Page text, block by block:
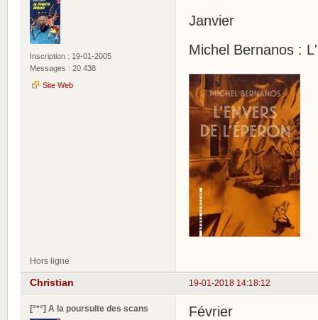
Inscription : 19-01-2005
Messages : 20 438
Site Web
Janvier
Michel Bernanos :
Hors ligne
19-01-2018 14:18:12
Christian
[°*°] A la poursuite des scans
Février